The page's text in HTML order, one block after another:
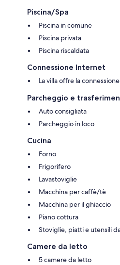
Piscina/Spa
Piscina in comune
Piscina privata
Piscina riscaldata
Connessione Internet
La villa offre la
Parcheggio e
Auto consigliata
Parcheggio in loco
Cucina
Forno
Frigorifero
Lavastoviglie
Macchina per caffè/tè
Macchina per il ghiaccio
Piano cottura
Stoviglie, piatti e utensili
Camere da letto
5 camere da letto